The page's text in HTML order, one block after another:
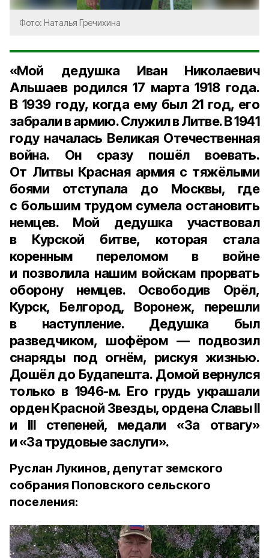
Фото: Наталья Гречихина
«Мой дедушка Иван Николаевич
Альшаев родился 17 марта 1918 года.
В 1939 году, когда ему был 21 год, его
забрали в армию. Служил в Литве. В 1941
году началась Великая Отечественная
война. Он сразу пошёл воевать.
От Литвы Красная армия с тяжёлыми
боями отступала до Москвы, где
с большим трудом сумела остановить
немцев. Мой дедушка участвовал
в Курской битве, которая стала
коренным переломом в войне
и позволила нашим войскам прорвать
оборону немцев. Освободив Орёл,
Курск, Белгород, Воронеж, перешли
в наступление. Дедушка был
разведчиком, шофёром — подвозил
снаряды под огнём, рискуя жизнью.
Дошёл до Будапешта. Домой вернулся
только в 1946-м. Его грудь украшали
орден Красной Звезды, ордена Славы II
и III степеней, медали «За отвагу»
и «За трудовые заслуги».
Руслан Лукинов, депутат земского
собрания Поповского сельского
поселения: